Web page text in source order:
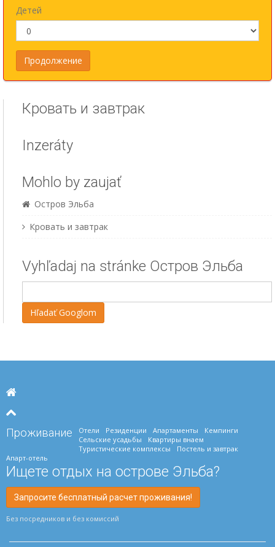
Детей
Кровать и завтрак
Inzeráty
Mohlo by zaujať
Остров Эльба
Кровать и завтрак
Vyhľadaj na stránke Остров Эльба
Проживание Отели Резиденции Апартаменты
Кемпинги
Сельские усадьбы
Квартиры внаем
Туристические комплексы
Постель и завтрак
Апарт-отель
Ищете отдых на острове Эльба?
Запросите бесплатный расчет проживания!
Без посредников и без комиссий